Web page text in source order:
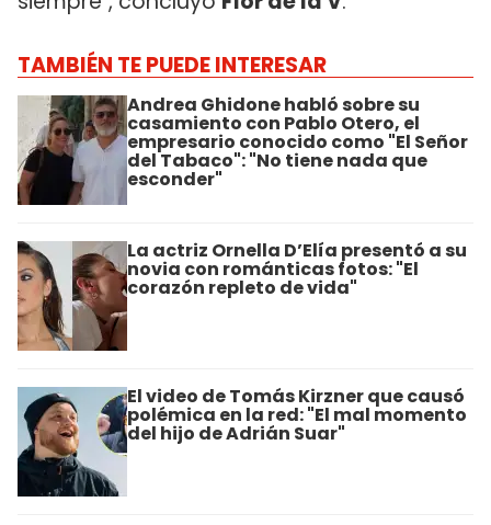
TAMBIÉN TE PUEDE INTERESAR
Andrea Ghidone habló sobre su
casamiento con Pablo Otero, el
empresario conocido como "El Señor
del Tabaco": "No tiene nada que
esconder"
La actriz Ornella D’Elía presentó a su
novia con románticas fotos: "El
corazón repleto de vida"
El video de Tomás Kirzner que causó
polémica en la red: "El mal momento
del hijo de Adrián Suar"